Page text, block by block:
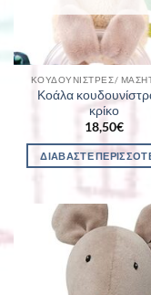
ΚΟΥΔΟΥΝΊΣΤΡΕΣ/
Κοάλα
κρίκο
18,50€
ΔΙΑΒΆΣΤΕ